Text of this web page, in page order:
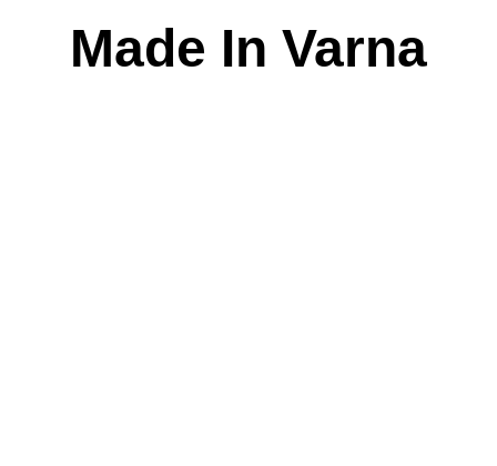
Made In Varna